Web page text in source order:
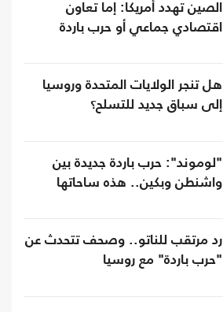
الصين تهدد أمريكا: إما تعاون
اقتصادي جماعي أو حرب باردة
هل تنجر الولايات المتحدة وروسيا
إلى سباق جديد للتسلح؟
"لوموند": حرب باردة جديدة بين
واشنطن وبكين.. هذه ساحاتها
رد مرتقب للناتو.. وصحف تتحدث عن
"حرب باردة" مع روسيا